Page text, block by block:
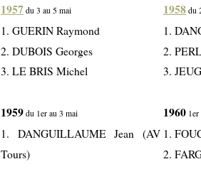
1957 du 3 au 5 mai
1. GUERIN Raymond
2. DUBOIS Georges
3. LE BRIS Michel
1959 du 1er au 3 mai
1. DANGUILLAUME Jean (AV
Tours)
1958 du
1.
2.
3.
1960
1.
2.